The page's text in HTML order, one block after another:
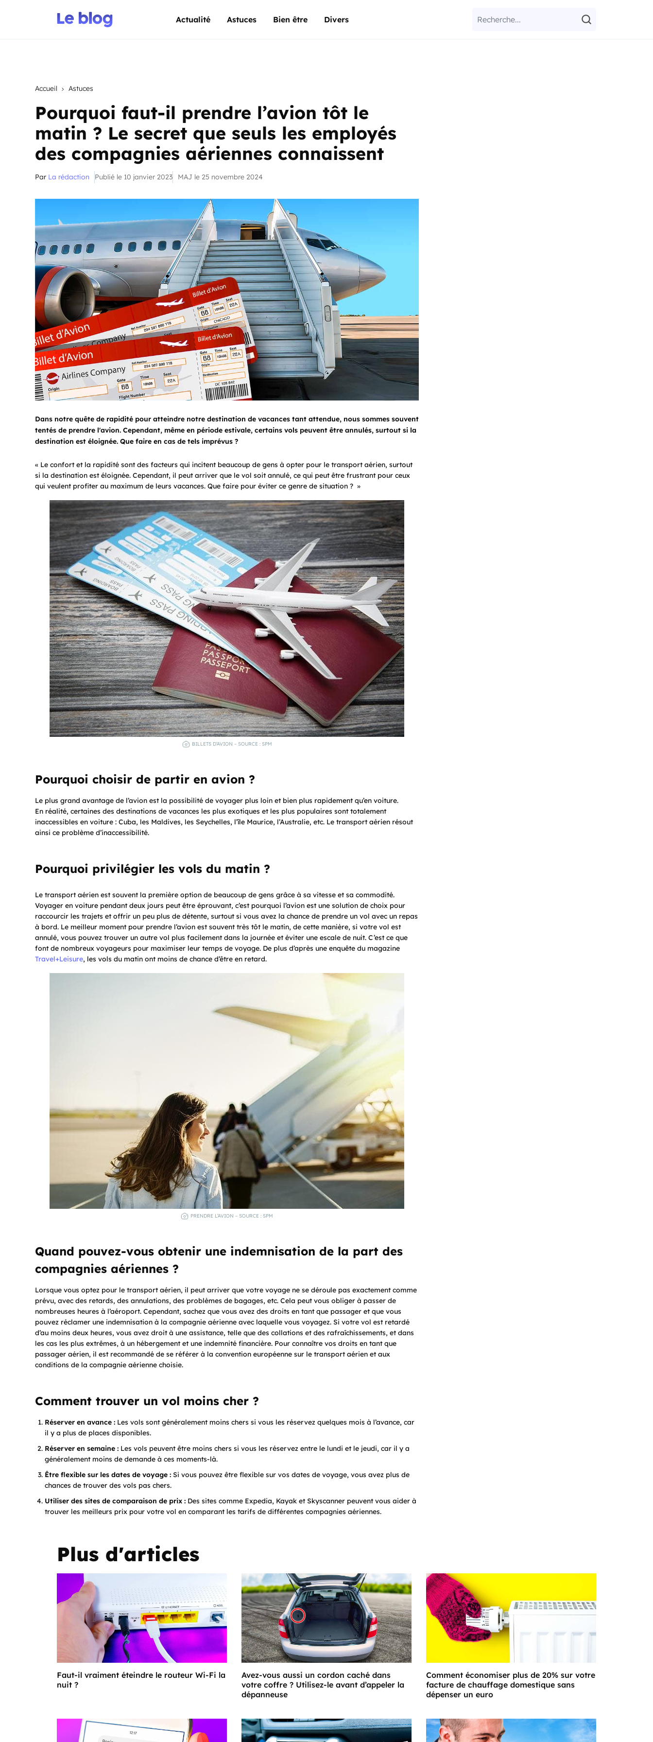
Actualité Astuces Bien être Divers
Accueil Astuces
Pourquoi faut-il prendre l’avion tôt le
matin ? Le secret que seuls les employés
des compagnies aériennes connaissent
Par La rédaction Publié le 10 janvier 2023 MAJ le 25 novembre 2024
Dans notre quête de rapidité pour atteindre notre destination de vacances tant attendue, nous sommes souvent
tentés de prendre l'avion. Cependant, même en période estivale, certains vols peuvent être annulés, surtout si la
destination est éloignée. Que faire en cas de tels imprévus ?
« Le confort et la rapidité sont des facteurs qui incitent beaucoup de gens à opter pour le transport aérien, surtout
si la destination est éloignée. Cependant, il peut arriver que le vol soit annulé, ce qui peut être frustrant pour ceux
qui veulent profiter au maximum de leurs vacances. Que faire pour éviter ce genre de situation ? »
BILLETS D’AVION – SOURCE : SPM
Pourquoi choisir de partir en avion ?
Le plus grand avantage de l’avion est la possibilité de voyager plus loin et bien plus rapidement qu’en voiture.
En réalité, certaines des destinations de vacances les plus exotiques et les plus populaires sont totalement
inaccessibles en voiture : Cuba, les Maldives, les Seychelles, l’île Maurice, l’Australie, etc. Le transport aérien résout
ainsi ce problème d’inaccessibilité.
Pourquoi privilégier les vols du matin ?
Le transport aérien est souvent la première option de beaucoup de gens grâce à sa vitesse et sa commodité.
Voyager en voiture pendant deux jours peut être éprouvant, c’est pourquoi l’avion est une solution de choix pour
raccourcir les trajets et offrir un peu plus de détente, surtout si vous avez la chance de prendre un vol avec un repas
à bord. Le meilleur moment pour prendre l’avion est souvent très tôt le matin, de cette manière, si votre vol est
annulé, vous pouvez trouver un autre vol plus facilement dans la journée et éviter une escale de nuit. C’est ce que
font de nombreux voyageurs pour maximiser leur temps de voyage. De plus d’après une enquête du magazine
Travel+Leisure, les vols du matin ont moins de chance d’être en retard.
PRENDRE L’AVION – SOURCE : SPM
Quand pouvez-vous obtenir une indemnisation de la part des
compagnies aériennes ?
Lorsque vous optez pour le transport aérien, il peut arriver que votre voyage ne se déroule pas exactement comme
prévu, avec des retards, des annulations, des problèmes de bagages, etc. Cela peut vous obliger à passer de
nombreuses heures à l’aéroport. Cependant, sachez que vous avez des droits en tant que passager et que vous
pouvez réclamer une indemnisation à la compagnie aérienne avec laquelle vous voyagez. Si votre vol est retardé
d’au moins deux heures, vous avez droit à une assistance, telle que des collations et des rafraîchissements, et dans
les cas les plus extrêmes, à un hébergement et une indemnité financière. Pour connaître vos droits en tant que
passager aérien, il est recommandé de se référer à la convention européenne sur le transport aérien et aux
conditions de la compagnie aérienne choisie.
Comment trouver un vol moins cher ?
Réserver en avance : Les vols sont généralement moins chers si vous les réservez quelques mois à l’avance, car
il y a plus de places disponibles.
Réserver en semaine : Les vols peuvent être moins chers si vous les réservez entre le lundi et le jeudi, car il y a
généralement moins de demande à ces moments-là.
Être flexible sur les dates de voyage : Si vous pouvez être flexible sur vos dates de voyage, vous avez plus de
chances de trouver des vols pas chers.
Utiliser des sites de comparaison de prix : Des sites comme Expedia, Kayak et Skyscanner peuvent vous aider à
trouver les meilleurs prix pour votre vol en comparant les tarifs de différentes compagnies aériennes.
Plus d'articles
Faut-il vraiment éteindre le routeur Wi-Fi la
nuit ?
Avez-vous aussi un cordon caché dans
votre coffre ? Utilisez-le avant d’appeler la
dépanneuse
Comment économiser plus de 20% sur votre
facture de chauffage domestique sans
dépenser un euro